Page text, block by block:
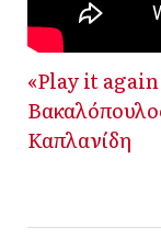
«Play it
Καπλανίδη